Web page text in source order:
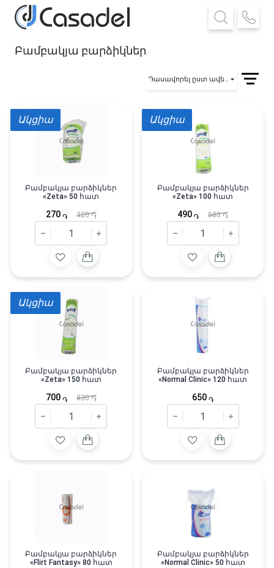
Բամբակյա բարձիկներ
Դասավորել ըստ ավելացման
Բամբակյա բարձիկներ
«Zeta» 50 հատ
270 ֏ 320֏
Ակցիա
Բամբակյա բարձիկներ
«Zeta» 100 հատ
490 ֏ 580֏
Ակցիա
Բամբակյա բարձիկներ
«Zeta» 150 հատ
700 ֏ 830֏
Ակցիա
Բամբակյա բարձիկներ
«Normal Clinic» 120 հատ
650 ֏
Բամբակյա բարձիկներ
«Flirt Fantasy» 80 հատ
Բամբակյա բարձիկներ
«Normal Clinic» 50 հատ